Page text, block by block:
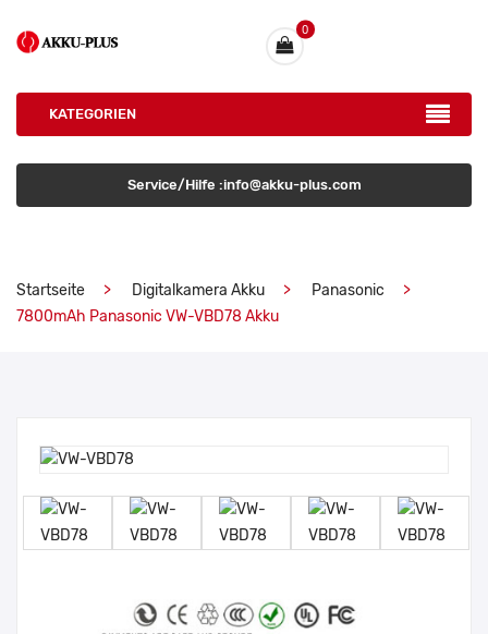
0
KATEGORIEN
Service/Hilfe :info@akku-plus.com
Startseite Digitalkamera Akku
Panasonic
7800mAh Panasonic VW-VBD78 Akku